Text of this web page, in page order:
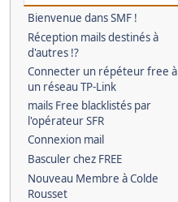
Bienvenue dans SMF !
Réception mails destinés à
d'autres !?
Connecter un répéteur free à
un réseau TP-Link
mails Free blacklistés par
l'opérateur SFR
Connexion mail
Basculer chez FREE
Nouveau Membre à Colde
Rousset